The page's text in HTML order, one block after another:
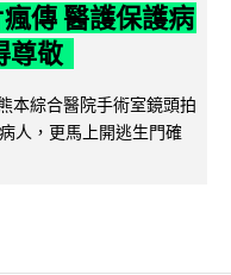
傳 醫護保護病
尊敬
本綜合醫院手術室鏡頭拍
人，更馬上開逃生門確